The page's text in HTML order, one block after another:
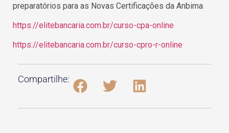
preparatórios para as Novas Certificações da Anbima
https://elitebancaria.com.br/curso-cpa-online
https://elitebancaria.com.br/curso-cpro-r-online
Compartilhe: